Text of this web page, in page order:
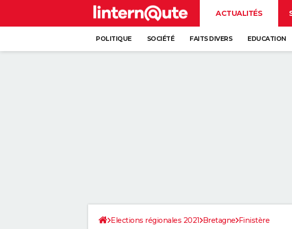
ACTUALITÉS
POLITIQUE SOCIÉTÉ FAITS DIVERS EDUCATION
Elections régionales 2021 Bretagne Finistère